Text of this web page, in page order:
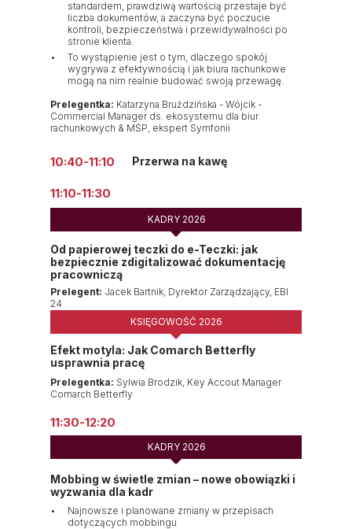
10:40-11:10 Przerwa na kawę
Prelegentka: Katarzyna Bruździńska - Wójcik -
Commercial Manager ds. ekosystemu dla biur
rachunkowych & MŚP, ekspert Symfonii
standardem, prawdziwą wartością przestaje być
liczba dokumentów, a zaczyna być poczucie
kontroli, bezpieczeństwa i przewidywalności po
stronie klienta.
To wystąpienie jest o tym, dlaczego spokój
wygrywa z efektywnością i jak biura rachunkowe
mogą na nim realnie budować swoją przewagę.
Prelegentka: Sylwia Brodzik, Key Accout Manager
Comarch Betterfly
Prelegent: Jacek Bartnik, Dyrektor Zarządzający, EBI
24
11:10-11:30
Efekt motyla: Jak Comarch Betterfly
usprawnia pracę
Od papierowej teczki do e-Teczki: jak
bezpiecznie zdigitalizować dokumentację
pracowniczą
KADRY 2026
KSIĘGOWOŚĆ 2026
Mobbing w świetle zmian – nowe obowiązki i
wyzwania dla kadr
Najnowsze i planowane zmiany w przepisach
dotyczących mobbingu
11:30-12:20
KADRY 2026